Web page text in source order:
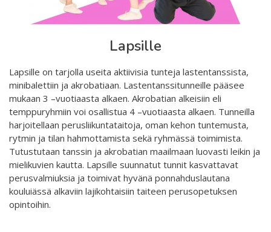
Lapsille
Lapsille on tarjolla useita aktiivisia tunteja lastentanssista,
minibalettiin ja akrobatiaan. Lastentanssitunneille pääsee
mukaan 3 –vuotiaasta alkaen. Akrobatian alkeisiin eli
temppuryhmiin voi osallistua 4 –vuotiaasta alkaen. Tunneilla
harjoitellaan perusliikuntataitoja, oman kehon tuntemusta,
rytmin ja tilan hahmottamista sekä ryhmässä toimimista.
Tutustutaan tanssin ja akrobatian maailmaan luovasti leikin ja
mielikuvien kautta. Lapsille suunnatut tunnit kasvattavat
perusvalmiuksia ja toimivat hyvänä ponnahduslautana
kouluiässä alkaviin lajikohtaisiin taiteen perusopetuksen
opintoihin.